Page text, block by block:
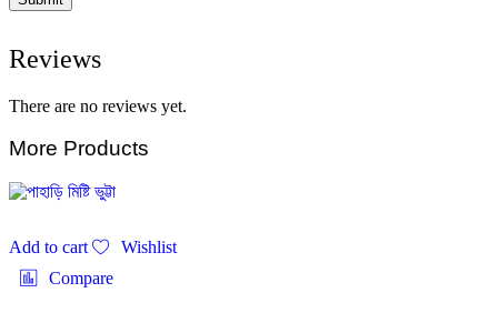
Reviews
There are no reviews yet.
More Products
Add to cart
Wishlist
Compare